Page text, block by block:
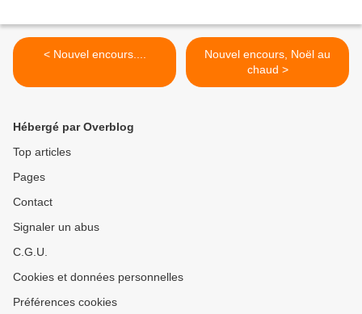
< Nouvel encours....
Nouvel encours, Noël au
chaud >
Hébergé par Overblog
Top articles
Pages
Contact
Signaler un abus
C.G.U.
Cookies et données personnelles
Préférences cookies